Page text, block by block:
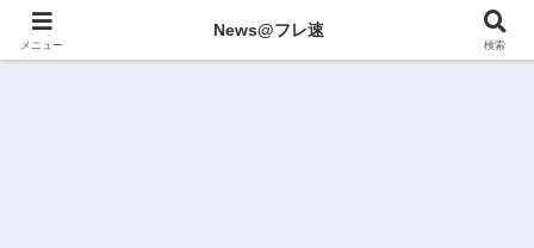
メニュー
News@フレ速
検索